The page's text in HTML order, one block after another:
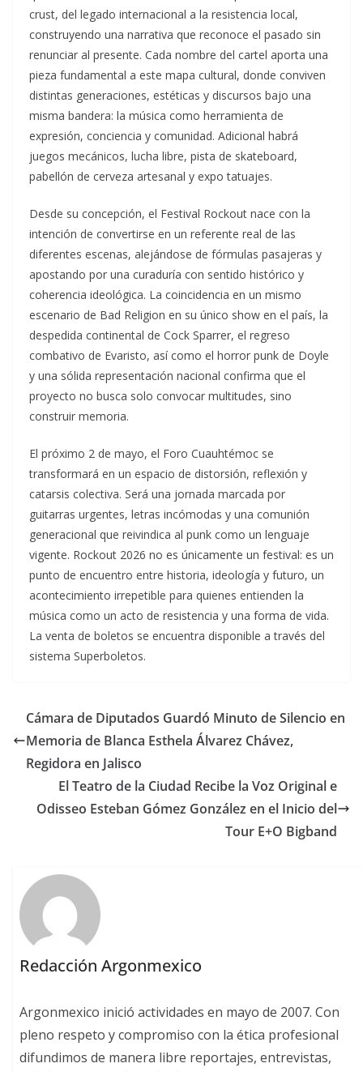
crust, del legado internacional a la resistencia local,
construyendo una narrativa que reconoce el pasado sin
renunciar al presente. Cada nombre del cartel aporta una
pieza fundamental a este mapa cultural, donde conviven
distintas generaciones, estéticas y discursos bajo una
misma bandera: la música como herramienta de
expresión, conciencia y comunidad. Adicional habrá
juegos mecánicos, lucha libre, pista de skateboard,
pabellón de cerveza artesanal y expo tatuajes.
Desde su concepción, el Festival Rockout nace con la
intención de convertirse en un referente real de las
diferentes escenas, alejándose de fórmulas pasajeras y
apostando por una curaduría con sentido histórico y
coherencia ideológica. La coincidencia en un mismo
escenario de Bad Religion en su único show en el país, la
despedida continental de Cock Sparrer, el regreso
combativo de Evaristo, así como el horror punk de Doyle
y una sólida representación nacional confirma que el
proyecto no busca solo convocar multitudes, sino
construir memoria.
El próximo 2 de mayo, el Foro Cuauhtémoc se
transformará en un espacio de distorsión, reflexión y
catarsis colectiva. Será una jornada marcada por
guitarras urgentes, letras incómodas y una comunión
generacional que reivindica al punk como un lenguaje
vigente. Rockout 2026 no es únicamente un festival: es un
punto de encuentro entre historia, ideología y futuro, un
acontecimiento irrepetible para quienes entienden la
música como un acto de resistencia y una forma de vida.
La venta de boletos se encuentra disponible a través del
sistema Superboletos.
Cámara de Diputados Guardó Minuto de Silencio en
Memoria de Blanca Esthela Álvarez Chávez,
Regidora en Jalisco
El Teatro de la Ciudad Recibe la Voz Original e
Odisseo Esteban Gómez González en el Inicio del
Tour E+O Bigband
Redacción Argonmexico
Argonmexico inició actividades en mayo de 2007. Con
pleno respeto y compromiso con la ética profesional
difundimos de manera libre reportajes, entrevistas,